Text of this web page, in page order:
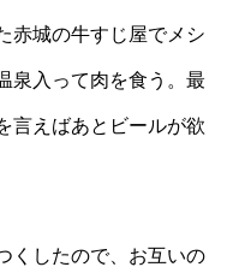
赤城の牛すじ屋でメシ
泉入って肉を食う。最
言えばあとビールが欲
くしたので、お互いの